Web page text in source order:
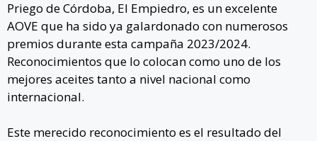
Priego de Córdoba, El Empiedro, es un excelente
AOVE que ha sido ya galardonado con numerosos
premios durante esta campaña 2023/2024.
Reconocimientos que lo colocan como uno de los
mejores aceites tanto a nivel nacional como
internacional.
Este merecido reconocimiento es el resultado del